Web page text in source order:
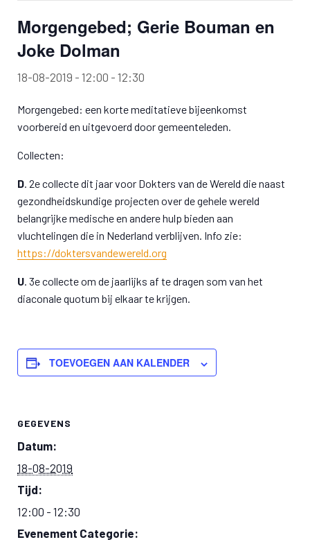
Morgengebed; Gerie Bouman en
Joke Dolman
18-08-2019 - 12:00 - 12:30
Morgengebed: een korte meditatieve bijeenkomst
voorbereid en uitgevoerd door gemeenteleden.
Collecten:
D. 2e collecte dit jaar voor Dokters van de Wereld die naast
gezondheidskundige projecten over de gehele wereld
belangrijke medische en andere hulp bieden aan
vluchtelingen die in Nederland verblijven. Info zie:
https://doktersvandewereld.org
U. 3e collecte om de jaarlijks af te dragen som van het
diaconale quotum bij elkaar te krijgen.
TOEVOEGEN AAN KALENDER
GEGEVENS
Datum:
18-08-2019
Tijd:
12:00 - 12:30
Evenement Categorie: